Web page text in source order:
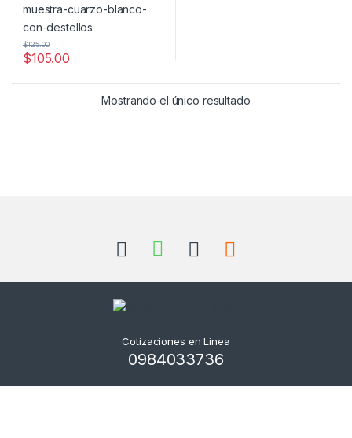
$105.00
$125.00
Mostrando el único resultado
Cotizaciones en Linea
0984033736